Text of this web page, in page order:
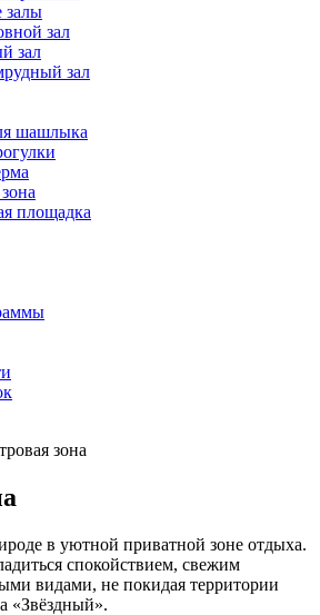
залы
зал
зал
зал
шашлыка
площадка
зона
в уютной приватной зоне отдыха.
спокойствием, свежим
видами, не покидая территории
«Звёздный».